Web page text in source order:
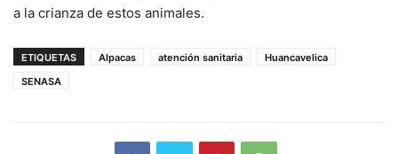
a la crianza de estos animales.
ETIQUETAS Alpacas atención sanitaria
Huancavelica
SENASA